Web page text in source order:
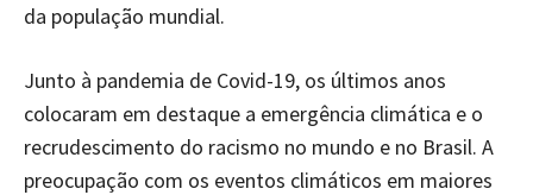
da população mundial.
Junto à pandemia de Covid-19, os últimos anos
colocaram em destaque a emergência climática e o
recrudescimento do racismo no mundo e no Brasil. A
preocupação com os eventos climáticos em maiores